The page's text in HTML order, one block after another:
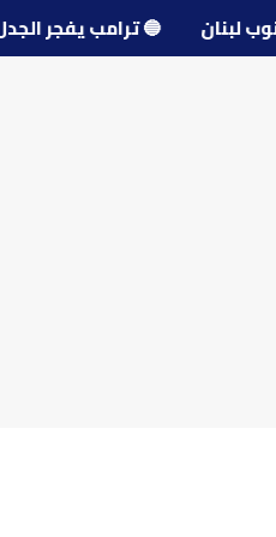
جنوب لبنان 🔵ترامب